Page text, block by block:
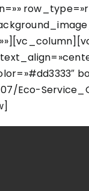
Eco-